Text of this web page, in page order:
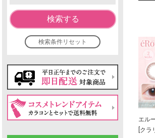
検索する
検索条件リセット
エル
[クラ